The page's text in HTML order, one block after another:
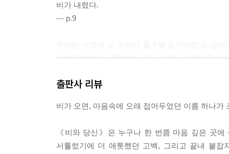
비가 내렸다.
--- p.9
내게 기대왔다. 쿵쾅대는 심장 소리와 거칠어진
아있다. 오지 않을 비를 기다리며 사는 것. 넌 내게
--- pp.157-158
출판사 리뷰
비가 오면, 마음속에 오래 접어두었던 이름 하나가
《비와 당신》은 누구나 한 번쯤 마음 깊은 곳
서툴렀기에 더 애틋했던 고백, 그리고 끝내 붙